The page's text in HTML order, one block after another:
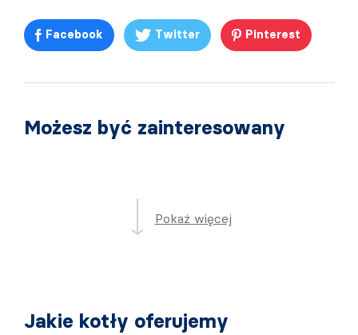
Facebook Twitter Pinterest
Możesz być zainteresowany
Pokaż więcej
Jakie kotły oferujemy